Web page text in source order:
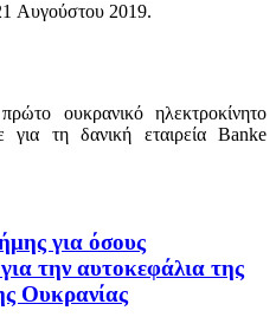
Αυγούστου 2019.
ουκρανικό ηλεκτροκίνητο
για τη δανική εταιρεία Banke
για όσους
την αυτοκεφάλια της
Ουκρανίας